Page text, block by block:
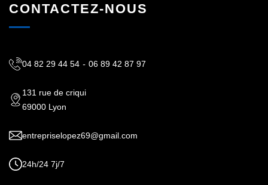
CONTACTEZ-NOUS
04 82 29 44 54 - 06 89 42 87 97
131 rue de criqui
69000 Lyon
entrepriselopez69@gmail.com
24h/24 7j/7